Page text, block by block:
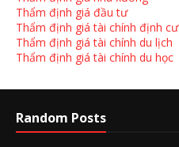
Thẩm định giá đầu tư
Thẩm định giá tài chính định cư
Thẩm định giá tài chính du lịch
Thẩm định giá tài chính du học
Random Posts